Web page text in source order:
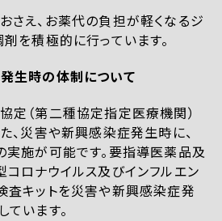
さえ、お薬代の負担が軽くなるジ
を積極的に行っています。
生時の体制について
定（第二種協定指定医療機関）
、災害や新興感染症発生時に、
実施が可能です。要指導医薬品及
ロナウイルス及びインフルエン
査キットを災害や新興感染症発
います。